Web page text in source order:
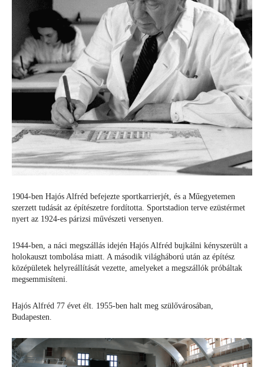
1904-ben Hajós Alfréd befejezte sportkarrierjét, és a Műegyetemen
szerzett tudását az építészetre fordította. Sportstadion terve ezüstérmet
nyert az 1924-es párizsi művészeti versenyen.
1944-ben, a náci megszállás idején Hajós Alfréd bujkálni kényszerült a
holokauszt tombolása miatt. A második világháború után az építész
középületek helyreállítását vezette, amelyeket a megszállók próbáltak
megsemmisíteni.
Hajós Alfréd 77 évet élt. 1955-ben halt meg szülővárosában,
Budapesten.